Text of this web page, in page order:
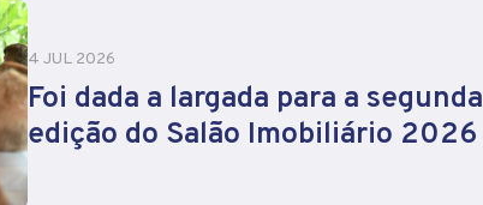
4 JUL 2026
Foi dada a largada para a segunda
edição do Salão Imobiliário 2026